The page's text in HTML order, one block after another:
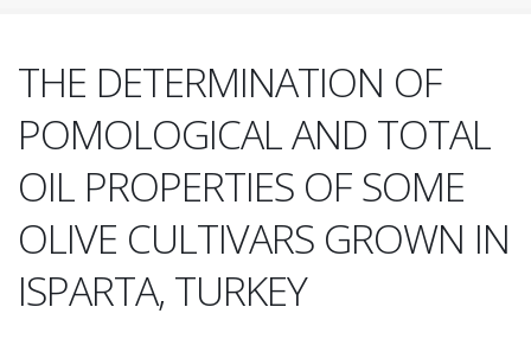
THE DETERMINATION OF
POMOLOGICAL AND TOTAL
OIL PROPERTIES OF SOME
OLIVE CULTIVARS GROWN IN
ISPARTA, TURKEY